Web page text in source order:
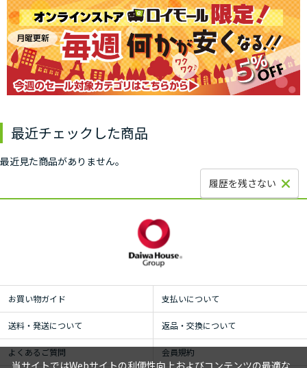
最近チェックした商品
最近見た商品がありません。
履歴を残さない
お買い物ガイド 支払いについて
送料・発送について 返品・交換について
よくあるご質問 会員規約